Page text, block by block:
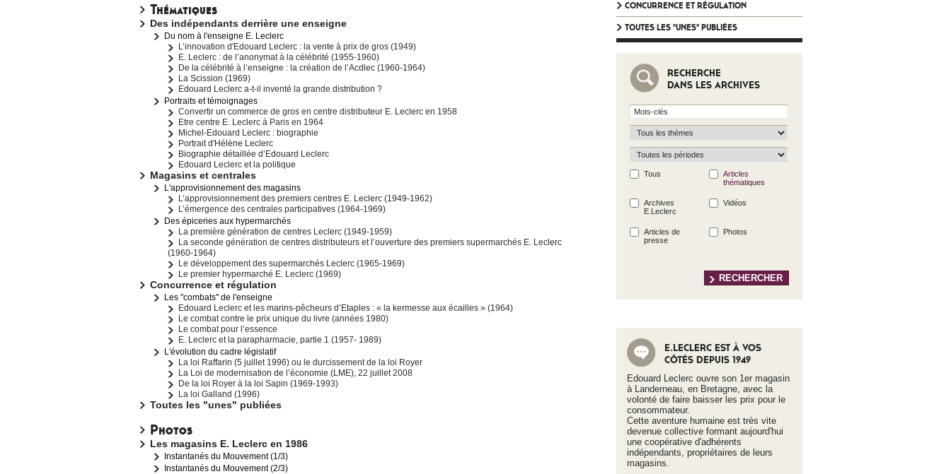
Thématiques
Des indépendants derrière une enseigne
Du nom à l'enseigne E. Leclerc
L’innovation d'Edouard Leclerc : la vente à prix de gros (1949)
E. Leclerc : de l’anonymat à la célébrité (1955-1960)
De la célébrité à l’enseigne : la création de l’Acdlec (1960-1964)
La Scission (1969)
Edouard Leclerc a-t-il inventé la grande distribution ?
Portraits et témoignages
Convertir un commerce de gros en centre distributeur E. Leclerc en 1958
Etre centre E. Leclerc à Paris en 1964
Michel-Edouard Leclerc : biographie
Portrait d'Hélène Leclerc
Biographie détaillée d’Edouard Leclerc
Edouard Leclerc et la politique
Magasins et centrales
L'approvisionnement des magasins
L’approvisionnement des premiers centres E. Leclerc (1949-1962)
L’émergence des centrales participatives (1964-1969)
Des épiceries aux hypermarchés
La première génération de centres Leclerc (1949-1959)
La seconde génération de centres distributeurs et l’ouverture des premiers supermarchés E. Leclerc
(1960-1964)
Le développement des supermarchés Leclerc (1965-1969)
Le premier hypermarché E. Leclerc (1969)
Concurrence et régulation
Les "combats" de l'enseigne
Edouard Leclerc et les marins-pêcheurs d’Etaples : « la kermesse aux écailles » (1964)
Le combat contre le prix unique du livre (années 1980)
Le combat pour l’essence
E. Leclerc et la parapharmacie, partie 1 (1957- 1989)
L'évolution du cadre législatif
La loi Raffarin (5 juillet 1996) ou le durcissement de la loi Royer
La Loi de modernisation de l’économie (LME), 22 juillet 2008
De la loi Royer à la loi Sapin (1969-1993)
La loi Galland (1996)
Toutes les "unes" publiées
Photos
Les magasins E. Leclerc en 1986
Instantanés du Mouvement (1/3)
Instantanés du Mouvement (2/3)
CONCURRENCE ET RÉGULATION
TOUTES LES "UNES" PUBLIÉES
RECHERCHE
DANS LES ARCHIVES
Tous
Articles
thématiques
Archives
E.Leclerc
Vidéos
Articles de
presse
Photos
E.LECLERC EST À VOS
CÔTÉS DEPUIS 1949
Edouard Leclerc ouvre son 1er magasin
à Landerneau, en Bretagne, avec la
volonté de faire baisser les prix pour le
consommateur.
Cette aventure humaine est très vite
devenue collective formant aujourd'hui
une coopérative d'adhérents
indépendants, propriétaires de leurs
magasins.